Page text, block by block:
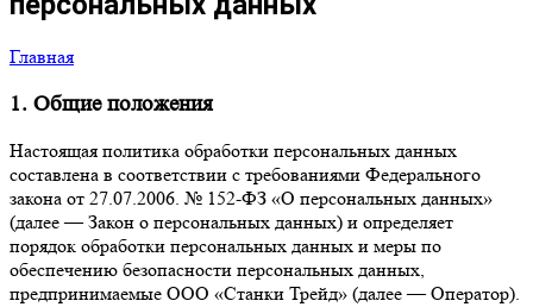
Главная
1. Общие положения
Настоящая политика обработки персональных данных
составлена в соответствии с требованиями Федерального
закона от 27.07.2006. № 152-ФЗ «О персональных данных»
(далее — Закон о персональных данных) и определяет
порядок обработки персональных данных и меры по
обеспечению безопасности персональных данных,
предпринимаемые ООО «Станки Трейд» (далее — Оператор).